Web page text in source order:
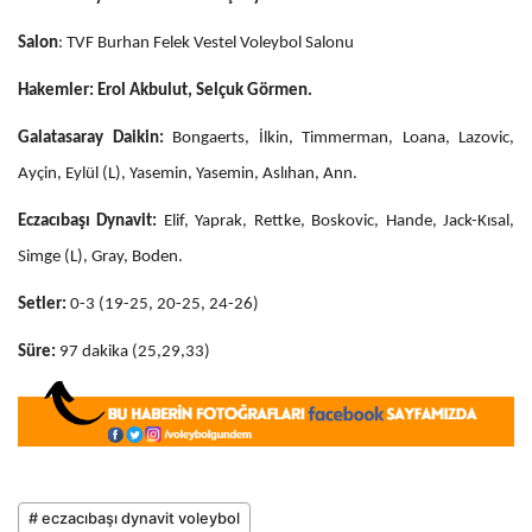
Salon: TVF Burhan Felek Vestel Voleybol Salonu
Hakemler: Erol Akbulut, Selçuk Görmen.
Galatasaray Daikin: Bongaerts, İlkin, Timmerman, Loana, Lazovic,
Ayçin, Eylül (L), Yasemin, Yasemin, Aslıhan, Ann.
Eczacıbaşı Dynavit: Elif, Yaprak, Rettke, Boskovic, Hande, Jack-Kısal,
Simge (L), Gray, Boden.
Setler: 0-3 (19-25, 20-25, 24-26)
Süre: 97 dakika (25,29,33)
# eczacıbaşı dynavit voleybol